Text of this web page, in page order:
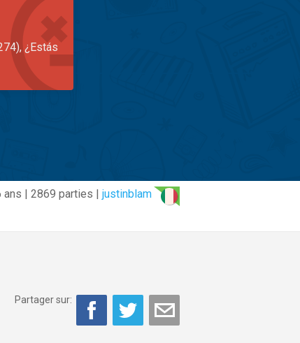
¿Estás
ans | 2869 parties | justinblam
Partager sur: